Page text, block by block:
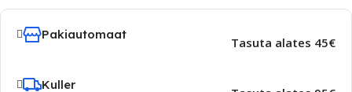
Pakiautomaat
Tasuta alates 45€
Kuller